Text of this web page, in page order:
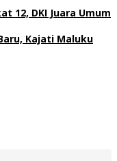
12, DKI Juara Umum
Kajati Maluku